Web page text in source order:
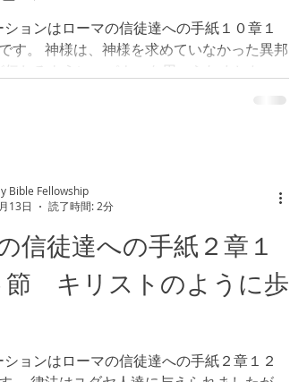
ョンはローマの信徒達への手紙１０章１
す。 神様は、神様を求めていなかった異邦
伝わるように、パウロを用いられました。
頑なにしていたイスラエルの民にも、愛と
信徒達への手紙２章１
節 キリストのように歩
ョンはローマの信徒達への手紙２章１２
Bible Fellowship
13日
読了時間: 2分